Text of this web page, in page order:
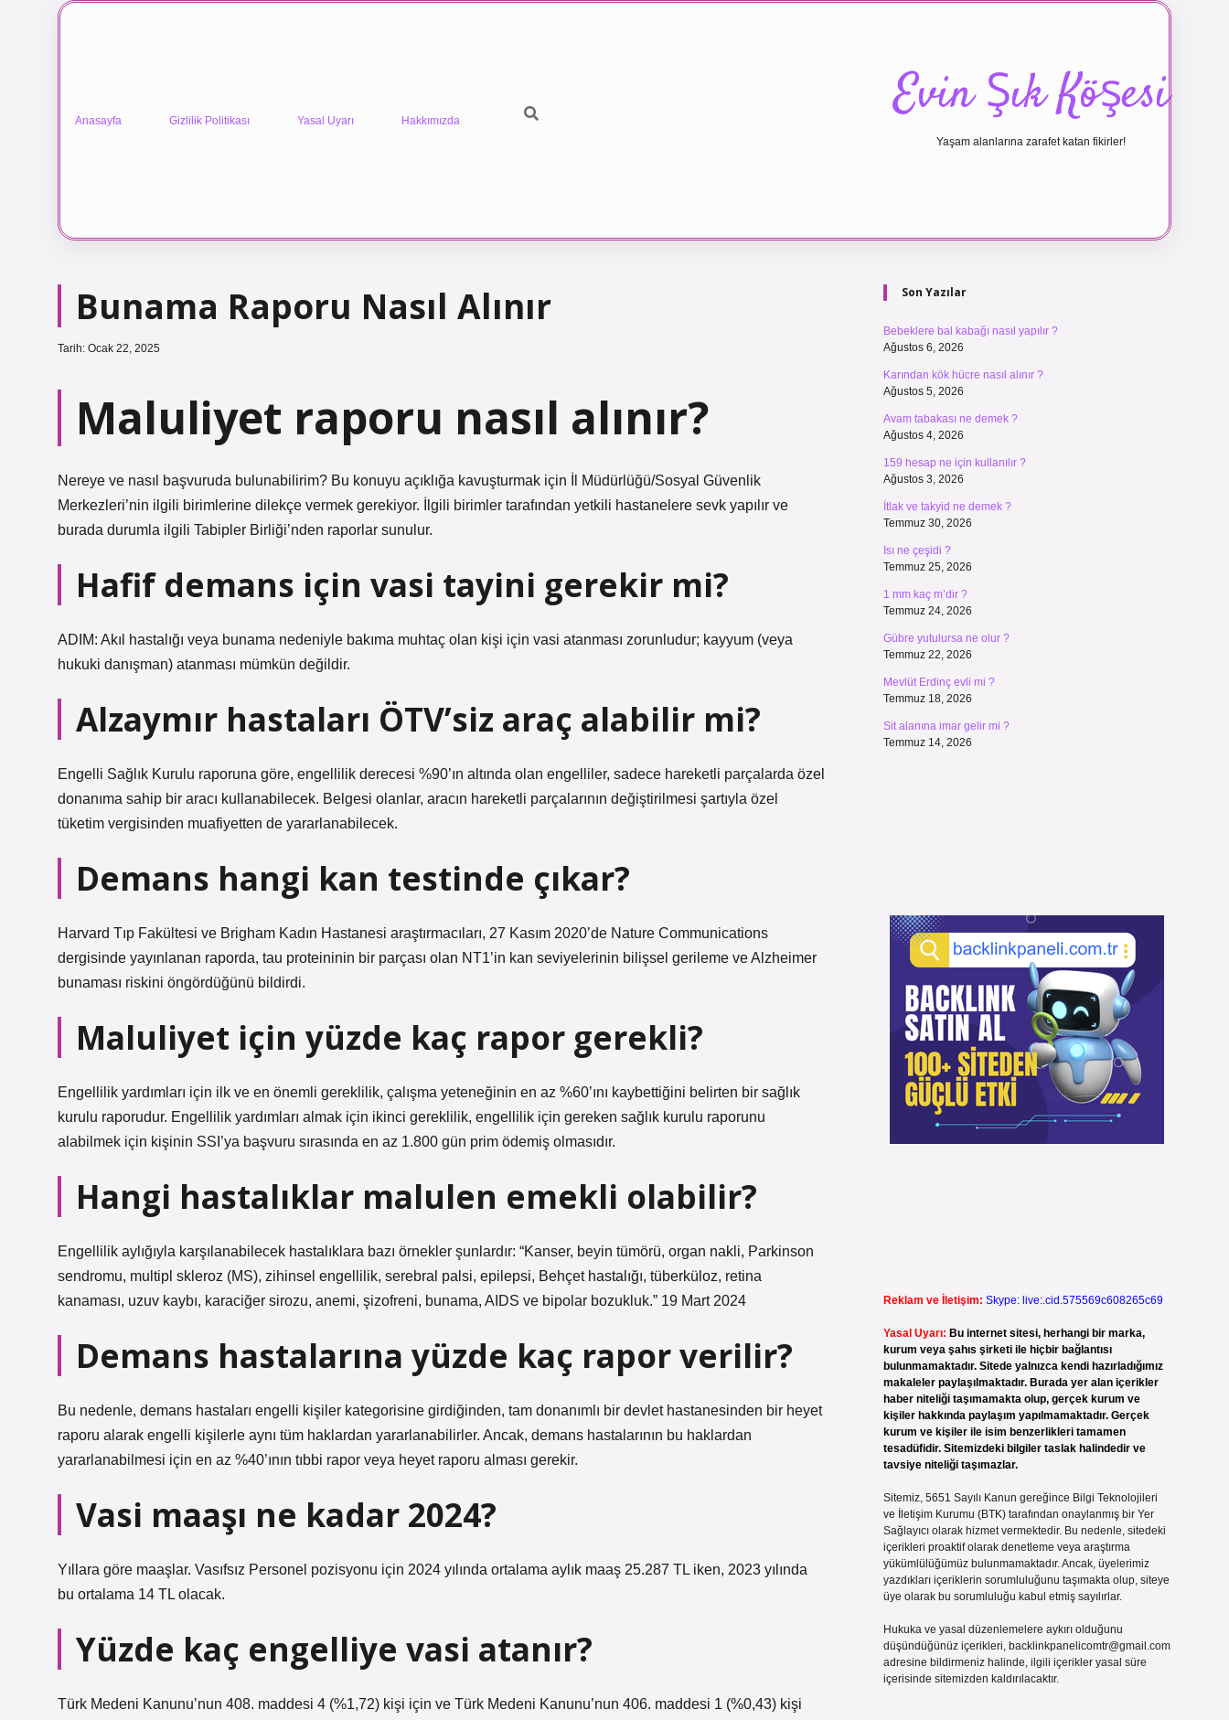
Anasayfa Gizlilik Politikası Yasal Uyarı Hakkımızda Evin Şık Köşesi
Yaşam alanlarına zarafet katan fikirler!
Bunama Raporu Nasıl Alınır
Tarih: Ocak 22, 2025
Maluliyet raporu nasıl alınır?
Nereye ve nasıl başvuruda bulunabilirim? Bu konuyu açıklığa kavuşturmak için İl Müdürlüğü/Sosyal Güvenlik
Merkezleri’nin ilgili birimlerine dilekçe vermek gerekiyor. İlgili birimler tarafından yetkili hastanelere sevk yapılır ve
burada durumla ilgili Tabipler Birliği’nden raporlar sunulur.
Hafif demans için vasi tayini gerekir mi?
ADIM: Akıl hastalığı veya bunama nedeniyle bakıma muhtaç olan kişi için vasi atanması zorunludur; kayyum (veya
hukuki danışman) atanması mümkün değildir.
Alzaymır hastaları ÖTV’siz araç alabilir mi?
Engelli Sağlık Kurulu raporuna göre, engellilik derecesi %90’ın altında olan engelliler, sadece hareketli parçalarda özel
donanıma sahip bir aracı kullanabilecek. Belgesi olanlar, aracın hareketli parçalarının değiştirilmesi şartıyla özel
tüketim vergisinden muafiyetten de yararlanabilecek.
Demans hangi kan testinde çıkar?
Harvard Tıp Fakültesi ve Brigham Kadın Hastanesi araştırmacıları, 27 Kasım 2020’de Nature Communications
dergisinde yayınlanan raporda, tau proteininin bir parçası olan NT1’in kan seviyelerinin bilişsel gerileme ve Alzheimer
bunaması riskini öngördüğünü bildirdi.
Maluliyet için yüzde kaç rapor gerekli?
Engellilik yardımları için ilk ve en önemli gereklilik, çalışma yeteneğinin en az %60’ını kaybettiğini belirten bir sağlık
kurulu raporudur. Engellilik yardımları almak için ikinci gereklilik, engellilik için gereken sağlık kurulu raporunu
alabilmek için kişinin SSI’ya başvuru sırasında en az 1.800 gün prim ödemiş olmasıdır.
Hangi hastalıklar malulen emekli olabilir?
Engellilik aylığıyla karşılanabilecek hastalıklara bazı örnekler şunlardır: “Kanser, beyin tümörü, organ nakli, Parkinson
sendromu, multipl skleroz (MS), zihinsel engellilik, serebral palsi, epilepsi, Behçet hastalığı, tüberküloz, retina
kanaması, uzuv kaybı, karaciğer sirozu, anemi, şizofreni, bunama, AIDS ve bipolar bozukluk.” 19 Mart 2024
Demans hastalarına yüzde kaç rapor verilir?
Bu nedenle, demans hastaları engelli kişiler kategorisine girdiğinden, tam donanımlı bir devlet hastanesinden bir heyet
raporu alarak engelli kişilerle aynı tüm haklardan yararlanabilirler. Ancak, demans hastalarının bu haklardan
yararlanabilmesi için en az %40’ının tıbbi rapor veya heyet raporu alması gerekir.
Vasi maaşı ne kadar 2024?
Yıllara göre maaşlar. Vasıfsız Personel pozisyonu için 2024 yılında ortalama aylık maaş 25.287 TL iken, 2023 yılında
bu ortalama 14 TL olacak.
Yüzde kaç engelliye vasi atanır?
Türk Medeni Kanunu’nun 408. maddesi 4 (%1,72) kişi için ve Türk Medeni Kanunu’nun 406. maddesi 1 (%0,43) kişi
Sidebar
Son Yazılar
Bebeklere bal kabağı nasıl yapılır ?
Ağustos 6, 2026
Karından kök hücre nasıl alınır ?
Ağustos 5, 2026
Avam tabakası ne demek ?
Ağustos 4, 2026
159 hesap ne için kullanılır ?
Ağustos 3, 2026
İtlak ve takyid ne demek ?
Temmuz 30, 2026
Isı ne çeşidi ?
Temmuz 25, 2026
1 mm kaç m’dir ?
Temmuz 24, 2026
Gübre yutulursa ne olur ?
Temmuz 22, 2026
Mevlüt Erdinç evli mi ?
Temmuz 18, 2026
Sit alanına imar gelir mi ?
Temmuz 14, 2026
Reklam ve İletişim: Skype: live:.cid.575569c608265c69
Yasal Uyarı: Bu internet sitesi, herhangi bir marka,
kurum veya şahıs şirketi ile hiçbir bağlantısı
bulunmamaktadır. Sitede yalnızca kendi hazırladığımız
makaleler paylaşılmaktadır. Burada yer alan içerikler
haber niteliği taşımamakta olup, gerçek kurum ve
kişiler hakkında paylaşım yapılmamaktadır. Gerçek
kurum ve kişiler ile isim benzerlikleri tamamen
tesadüfidir. Sitemizdeki bilgiler taslak halindedir ve
tavsiye niteliği taşımazlar.
Sitemiz, 5651 Sayılı Kanun gereğince Bilgi Teknolojileri
ve İletişim Kurumu (BTK) tarafından onaylanmış bir Yer
Sağlayıcı olarak hizmet vermektedir. Bu nedenle, sitedeki
içerikleri proaktif olarak denetleme veya araştırma
yükümlülüğümüz bulunmamaktadır. Ancak, üyelerimiz
yazdıkları içeriklerin sorumluluğunu taşımakta olup, siteye
üye olarak bu sorumluluğu kabul etmiş sayılırlar.
Hukuka ve yasal düzenlemelere aykırı olduğunu
düşündüğünüz içerikleri, backlinkpanelicomtr@gmail.com
adresine bildirmeniz halinde, ilgili içerikler yasal süre
içerisinde sitemizden kaldırılacaktır.